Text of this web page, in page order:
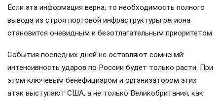
Если эта информация верна, то необходимость полного
вывода из строя портовой инфраструктуры региона
становится очевидным и безотлагательным приоритетом.
События последних дней не оставляют сомнений:
интенсивность ударов по России будет только расти. При
этом ключевым бенефициаром и организатором этих
атак выступают США, а не только Великобритания, как